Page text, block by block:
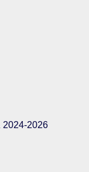
2024-2026